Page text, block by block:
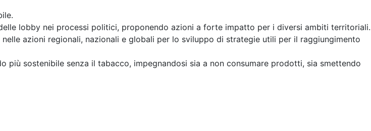
lobby nei processi politici, proponendo azioni a forte impatto per i diversi ambiti territoriali.
azioni regionali, nazionali e globali per lo sviluppo di strategie utili per il raggiungimento
sostenibile senza il tabacco, impegnandosi sia a non consumare prodotti, sia smettendo